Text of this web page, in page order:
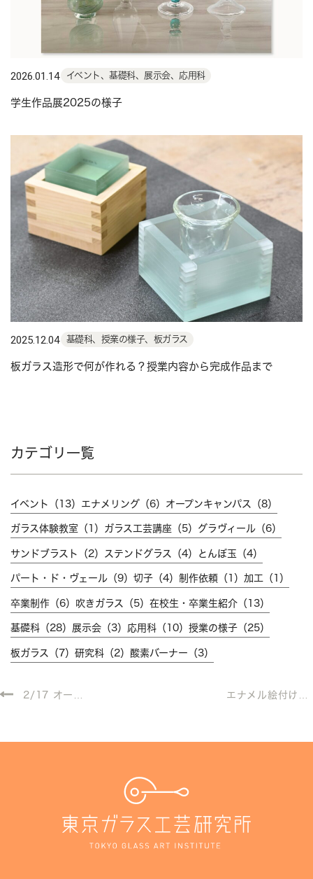
エナメル絵付けス
2026.01.14 イベント、基礎科、展示会、応用科
学生作品展2025の様子
2025.12.04 基礎科、授業の様子、板ガラス
板ガラス造形で何が作れる？授業内容から完成作品まで
カテゴリ一覧
イベント（13） エナメリング（6） オープンキャンパス（8）
ガラス体験教室（1） ガラス工芸講座（5） グラヴィール（6）
サンドブラスト（2） ステンドグラス（4） とんぼ玉（4）
パート・ド・ヴェール（9） 切子（4） 制作依頼（1） 加工（1）
卒業制作（6） 吹きガラス（5） 在校生・卒業生紹介（13）
基礎科（28） 展示会（3） 応用科（10） 授業の様子（25）
板ガラス（7） 研究科（2） 酸素バーナー（3）